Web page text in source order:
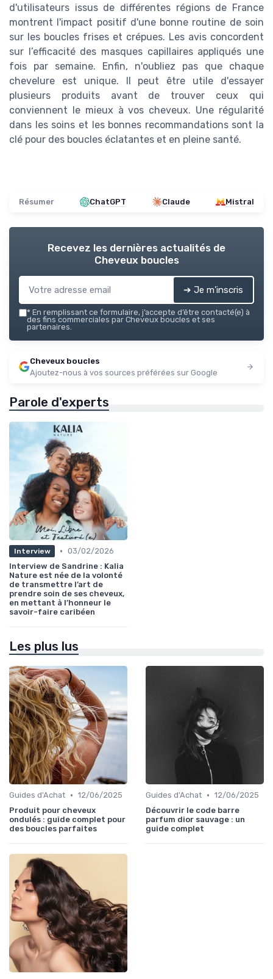
d'utilisateurs issus de différentes régions de France
montrent l'impact positif d'une bonne routine de soin
sur les boucles frises et crépues. Les avis concordent
sur l’efficacité des masques capillaires appliqués une
fois par semaine. Enfin, n'oubliez pas que chaque
chevelure est unique. Il peut être utile d'essayer
plusieurs produits avant de trouver ceux qui
conviennent le mieux à vos cheveux. Une régularité
dans les soins et les bonnes recommandations sont la
clé pour des boucles éclatantes et en pleine santé.
Résumer ChatGPT Claude Mistral
Recevez les dernières actualités de
Cheveux boucles
➔ Je m'inscris
* En remplissant ce formulaire, j’accepte d’être contacté(e) à
des fins commerciales par Cheveux boucles et ses
partenaires.
Cheveux boucles
Ajoutez-nous à vos sources préférées sur Google
Parole d'experts
Interview • 03/02/2026
Interview de Sandrine : Kalia
Nature est née de la volonté
de transmettre l’art de
prendre soin de ses cheveux,
en mettant à l’honneur le
savoir-faire caribéen
Les plus lus
Guides d'Achat • 12/06/2025
Produit pour cheveux
ondulés : guide complet pour
des boucles parfaites
Guides d'Achat • 12/06/2025
Découvrir le code barre
parfum dior sauvage : un
guide complet